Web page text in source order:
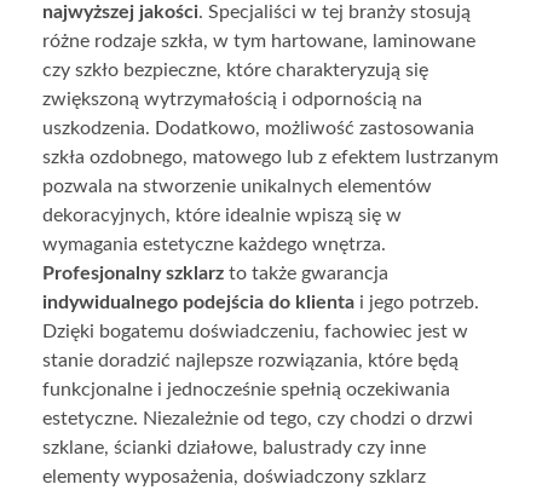
najwyższej jakości. Specjaliści w tej branży stosują
różne rodzaje szkła, w tym hartowane, laminowane
czy szkło bezpieczne, które charakteryzują się
zwiększoną wytrzymałością i odpornością na
uszkodzenia. Dodatkowo, możliwość zastosowania
szkła ozdobnego, matowego lub z efektem lustrzanym
pozwala na stworzenie unikalnych elementów
dekoracyjnych, które idealnie wpiszą się w
wymagania estetyczne każdego wnętrza.
Profesjonalny szklarz to także gwarancja
indywidualnego podejścia do klienta i jego potrzeb.
Dzięki bogatemu doświadczeniu, fachowiec jest w
stanie doradzić najlepsze rozwiązania, które będą
funkcjonalne i jednocześnie spełnią oczekiwania
estetyczne. Niezależnie od tego, czy chodzi o drzwi
szklane, ścianki działowe, balustrady czy inne
elementy wyposażenia, doświadczony szklarz